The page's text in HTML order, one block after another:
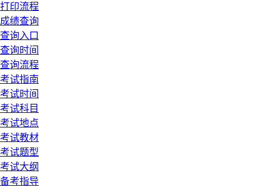
打印流程
成绩查询
查询入口
查询时间
查询流程
考试指南
考试时间
考试科目
考试地点
考试教材
考试题型
考试大纲
备考指导